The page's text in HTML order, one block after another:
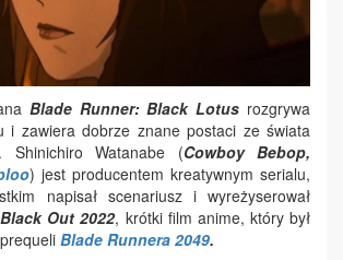
Blade Runner: Black Lotus rozgrywa
i zawiera dobrze znane postaci ze świata
Shinichiro Watanabe (Cowboy Bebop,
) jest producentem kreatywnym serialu,
napisał scenariusz i wyreżyserował
Out 2022, krótki film anime, który był
Blade Runnera 2049.